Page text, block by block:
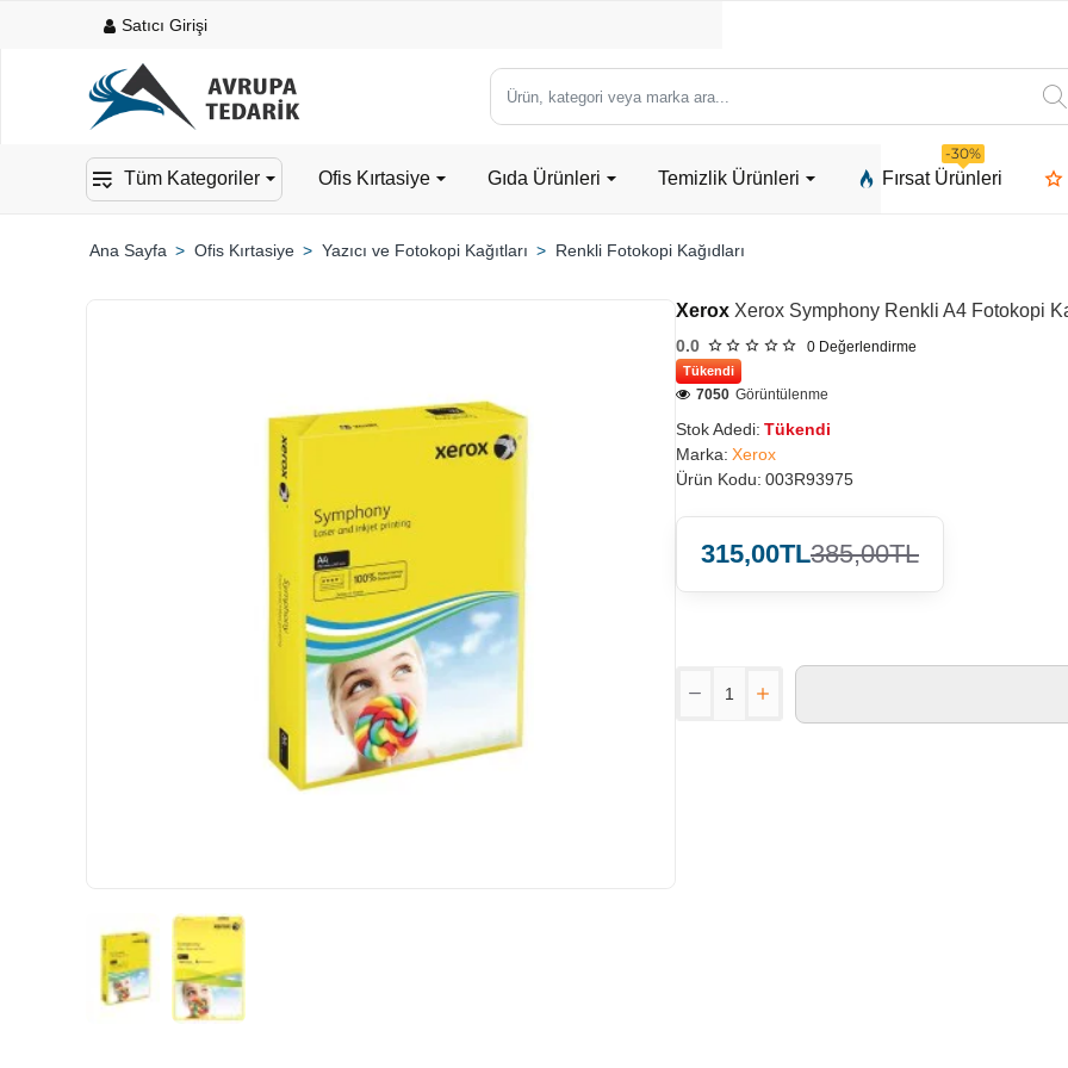
Satıcı Girişi
Ürün,
kategori
marka
Tüm Kategoriler Ofis Kırtasiye Gıda Ürünleri Temizlik Ürünleri Fırsat Ürünleri
-30%
Ofis Kırtasiye Yazıcı ve Fotokopi Kağıtları Renkli Fotokopi Kağıdları
Xerox Xerox Symphony Renkli A4 Fotokopi
0.0 0 Değerlendirme
Tükendi
Stok Adedi: Tükendi
Marka: Xerox
Ürün Kodu: 003R93975
7050 Görüntülenme
315,00TL385,00TL